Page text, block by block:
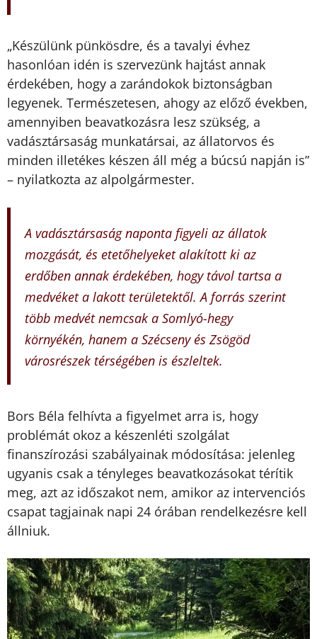
„Készülünk pünkösdre, és a tavalyi évhez
hasonlóan idén is szervezünk hajtást annak
érdekében, hogy a zarándokok biztonságban
legyenek. Természetesen, ahogy az előző években,
amennyiben beavatkozásra lesz szükség, a
vadásztársaság munkatársai, az állatorvos és
minden illetékes készen áll még a búcsú napján is”
– nyilatkozta az alpolgármester.
A vadásztársaság naponta figyeli az állatok
mozgását, és etetőhelyeket alakított ki az
erdőben annak érdekében, hogy távol tartsa a
medvéket a lakott területektől. A forrás szerint
több medvét nemcsak a Somlyó-hegy
környékén, hanem a Szécseny és Zsögöd
városrészek térségében is észleltek.
Bors Béla felhívta a figyelmet arra is, hogy
problémát okoz a készenléti szolgálat
finanszírozási szabályainak módosítása: jelenleg
ugyanis csak a tényleges beavatkozásokat térítik
meg, azt az időszakot nem, amikor az intervenciós
csapat tagjainak napi 24 órában rendelkezésre kell
állniuk.